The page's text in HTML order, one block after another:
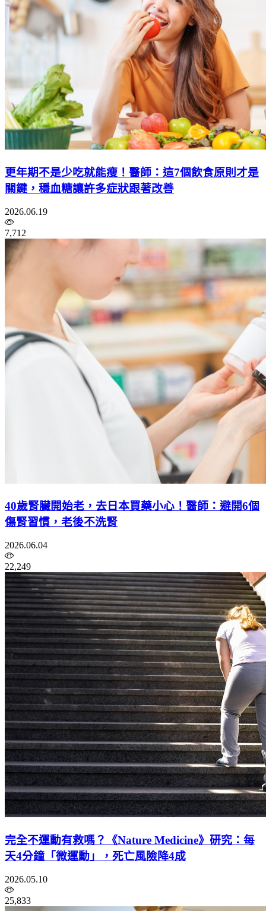
更年期不是少吃就能瘦！醫師：這7個飲食原則才是
關鍵，穩血糖讓許多症狀跟著改善
2026.06.19
7,712
40歲腎臟開始老，去日本買藥小心！醫師：避開6個
傷腎習慣，老後不洗腎
2026.06.04
22,249
完全不運動有救嗎？《Nature Medicine》研究：每
天4分鐘「微運動」，死亡風險降4成
2026.05.10
25,833